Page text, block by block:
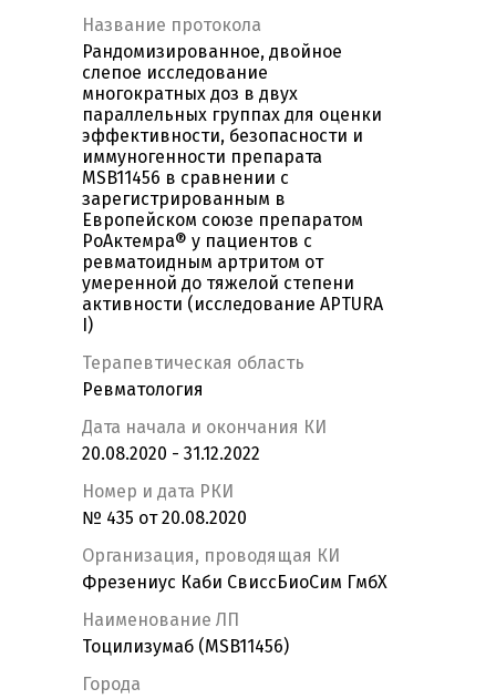
Название протокола
Рандомизированное, двойное
слепое исследование
многократных доз в двух
параллельных группах для оценки
эффективности, безопасности и
иммуногенности препарата
MSB11456 в сравнении с
зарегистрированным в
Европейском союзе препаратом
РоАктемра® у пациентов с
ревматоидным артритом от
умеренной до тяжелой степени
активности (исследование APTURA
I)
Терапевтическая область
Ревматология
Дата начала и окончания КИ
20.08.2020 - 31.12.2022
Номер и дата РКИ
№ 435 от 20.08.2020
Организация, проводящая КИ
Фрезениус Каби СвиссБиоСим ГмбХ
Наименование ЛП
Тоцилизумаб (MSB11456)
Города